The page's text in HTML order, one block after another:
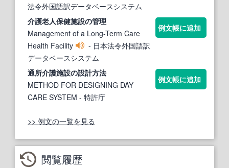
法令外国語訳データベースシステム
介護老人保健施設の管理
Management of a Long-Term Care
Health Facility
- 日本法令外国語訳
データベースシステム
例文帳に追加
通所介護施設の設計方法
METHOD FOR DESIGNING DAY
CARE SYSTEM - 特許庁
例文帳に追加
>> 例文の一覧を見る
閲覧履歴